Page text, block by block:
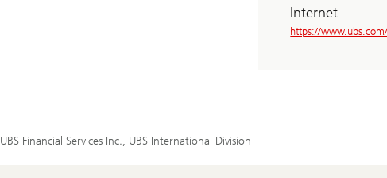
Internet
https://
UBS Financial Services Inc., UBS International Division